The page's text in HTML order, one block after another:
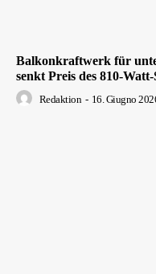
Balkonkraftwerk für
senkt Preis des 810-
Redaktion - 16. Giugno